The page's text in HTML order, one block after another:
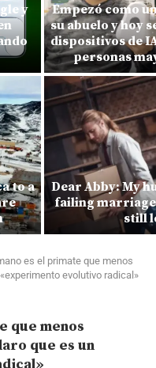
y
to a
Empezó como
su abuelo y hoy
dispositivos de
personas
Dear Abby: My
failing
still
es el primate que menos
evolutivo radical»
que menos
que es un